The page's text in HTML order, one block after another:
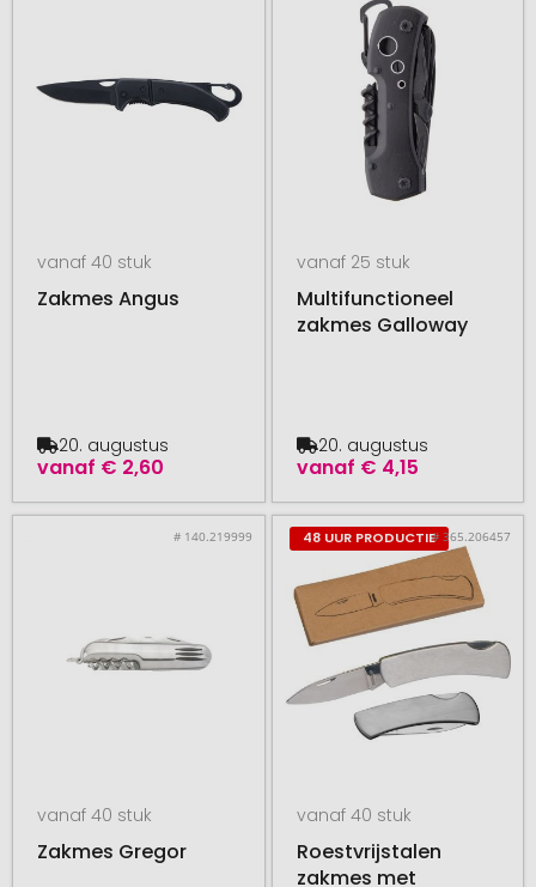
vanaf 40 stuk
Zakmes Angus
vanaf € 2,60
20. augustus
vanaf 25 stuk
Multifunctioneel
zakmes Galloway
vanaf € 4,15
20. augustus
# 140.219999
vanaf 40 stuk
Zakmes Gregor
48 UUR PRODUCTIE# 365.206457
vanaf 40 stuk
Roestvrijstalen
zakmes met